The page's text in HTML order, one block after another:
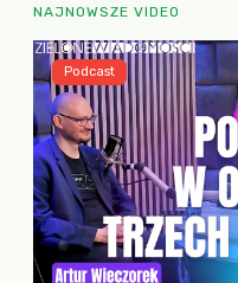
NAJNOWSZE VIDEO
Podcast